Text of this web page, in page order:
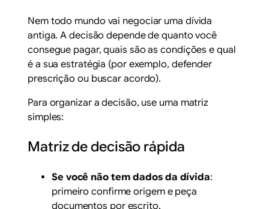
Nem todo mundo vai negociar uma dívida
antiga. A decisão depende de quanto você
consegue pagar, quais são as condições e qual
é a sua estratégia (por exemplo, defender
prescrição ou buscar acordo).
Para organizar a decisão, use uma matriz
simples:
Matriz de decisão rápida
Se você não tem dados da dívida:
primeiro confirme origem e peça
documentos por escrito.